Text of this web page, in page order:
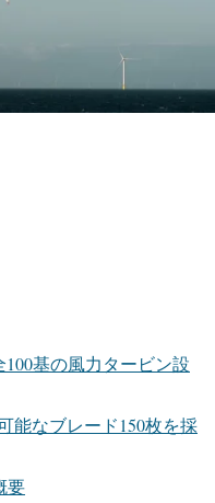
基の風力タービン設
能なブレード150枚を採
要